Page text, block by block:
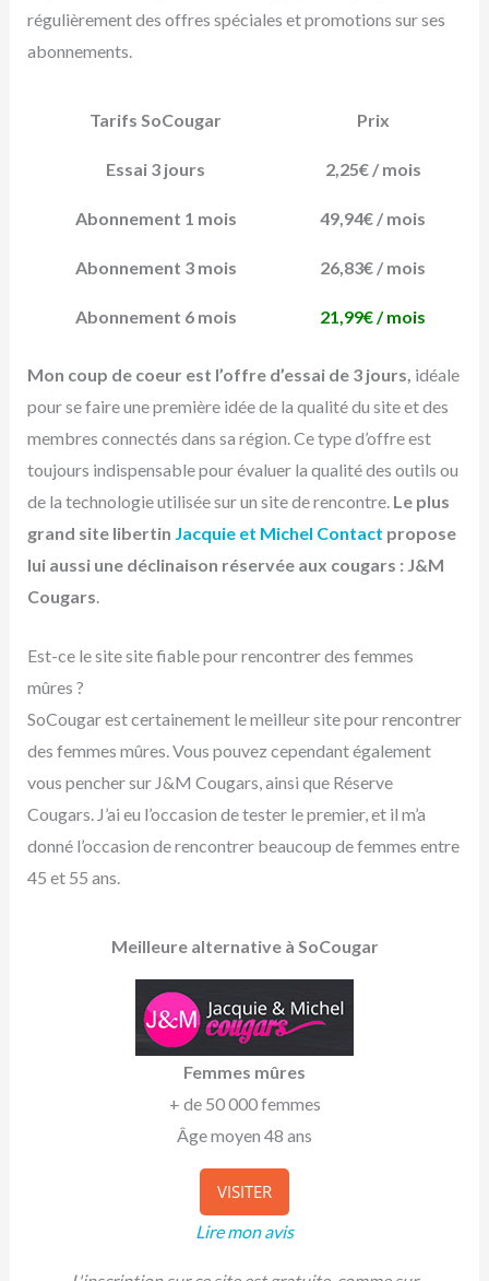
régulièrement des offres spéciales et promotions sur ses
abonnements.
Tarifs SoCougar Prix
Essai 3 jours 2,25€ / mois
Abonnement 1 mois 49,94€ / mois
Abonnement 3 mois 26,83€ / mois
Abonnement 6 mois 21,99€ / mois
Mon coup de coeur est l’offre d’essai de 3 jours, idéale
pour se faire une première idée de la qualité du site et des
membres connectés dans sa région. Ce type d’offre est
toujours indispensable pour évaluer la qualité des outils ou
de la technologie utilisée sur un site de rencontre. Le plus
grand site libertin Jacquie et Michel Contact propose
lui aussi une déclinaison réservée aux cougars : J&M
Cougars
Est-ce le site site fiable pour rencontrer des femmes
mûres ?
SoCougar est certainement le meilleur site pour rencontrer
des femmes mûres. Vous pouvez cependant également
vous pencher sur J&M Cougars, ainsi que Réserve
Cougars. J’ai eu l’occasion de tester le premier, et il m’a
donné l’occasion de rencontrer beaucoup de femmes entre
45 et 55 ans.
Meilleure alternative à SoCougar
Femmes mûres
+ de 50 000 femmes
Âge moyen 48 ans
VISITER
Lire mon avis